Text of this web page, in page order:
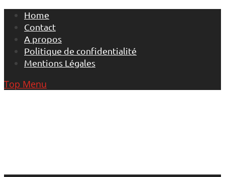
Skip
content
Home
Contact
A propos
Politique de confidentialité
Mentions Légales
Top Menu